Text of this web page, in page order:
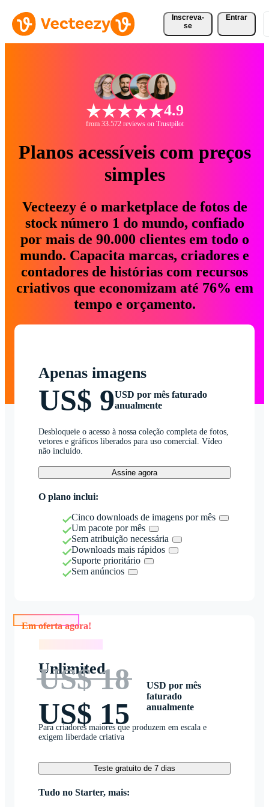
Inscreva-
se
Entrar
4.9
from 33.572 reviews on Trustpilot
Planos acessíveis com preços
simples
Vecteezy é o marketplace de fotos de
stock número 1 do mundo, confiado
por mais de 90.000 clientes em todo o
mundo. Capacita marcas, criadores e
contadores de histórias com recursos
criativos que economizam até 76% em
tempo e orçamento.
Apenas imagens
US$ 9USD por mês faturado
anualmente
Desbloqueie o acesso à nossa coleção completa de fotos,
vetores e gráficos liberados para uso comercial. Vídeo
não incluído.
Assine agora
O plano inclui:
Cinco downloads de imagens por mês
Um pacote por mês
Sem atribuição necessária
Downloads mais rápidos
Suporte prioritário
Sem anúncios
Unlimited
US$ 18
US$ 15
USD por mês
faturado
anualmente
Para criadores maiores que produzem em escala e
exigem liberdade criativa
Teste gratuito de 7 dias
Tudo no Starter, mais: